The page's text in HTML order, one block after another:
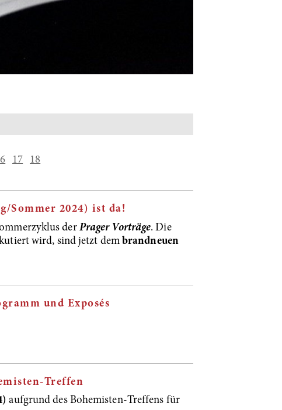
17 18
Sommer 2024) ist da!
der Prager Vorträge. Die
wird, sind jetzt dem brandneuen
und Exposés
Treffen
aufgrund des Bohemisten-Treffens für